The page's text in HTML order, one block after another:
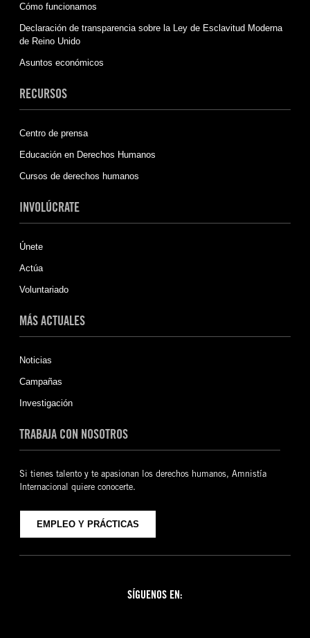
Cómo funcionamos
Declaración de transparencia sobre la Ley de Esclavitud Moderna
de Reino Unido
Asuntos económicos
RECURSOS
Centro de prensa
Educación en Derechos Humanos
Cursos de derechos humanos
INVOLÚCRATE
Únete
Actúa
Voluntariado
MÁS ACTUALES
Noticias
Campañas
Investigación
TRABAJA CON NOSOTROS
Si tienes talento y te apasionan los derechos humanos, Amnistía
Internacional quiere conocerte.
EMPLEO Y PRÁCTICAS
SÍGUENOS EN: